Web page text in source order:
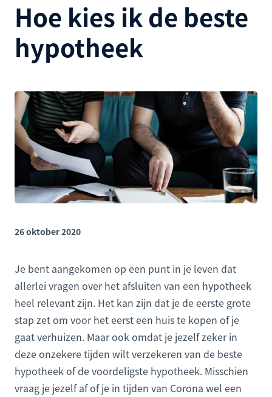
Hoe kies ik de beste
hypotheek
26 oktober 2020
Je bent aangekomen op een punt in je leven dat
allerlei vragen over het afsluiten van een hypotheek
heel relevant zijn. Het kan zijn dat je de eerste grote
stap zet om voor het eerst een huis te kopen of je
gaat verhuizen. Maar ook omdat je jezelf zeker in
deze onzekere tijden wilt verzekeren van de beste
hypotheek of de voordeligste hypotheek. Misschien
vraag je jezelf af of je in tijden van Corona wel een